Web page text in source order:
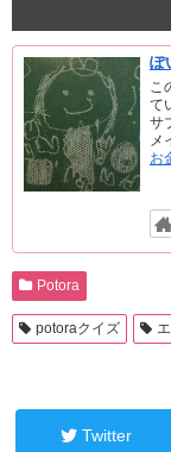
ぽ
こ
て
サ
メ
お
Potora
potoraクイズ
Twitter